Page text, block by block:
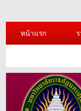
หน้าแรก